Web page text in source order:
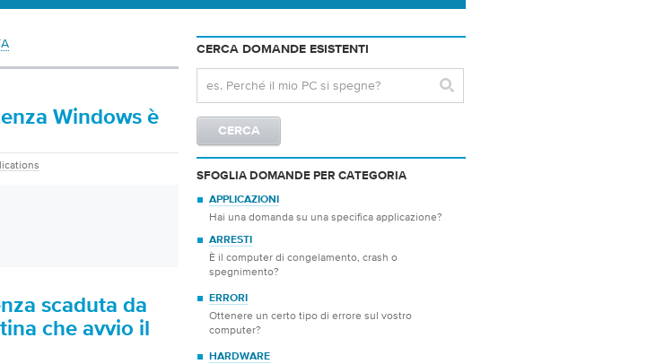
Windows è
scaduta da
che avvio il
CERCA DOMANDE ESISTENTI
SFOGLIA DOMANDE PER CATEGORIA
APPLICAZIONI
Hai una domanda su una specifica applicazione?
ARRESTI
È il computer di congelamento, crash o
spegnimento?
ERRORI
Ottenere un certo tipo di errore sul vostro
computer?
HARDWARE